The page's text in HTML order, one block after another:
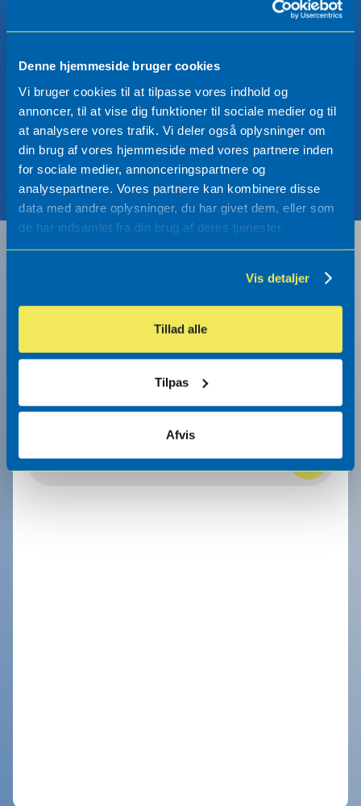
Denne hjemmeside bruger cookies
Vi bruger cookies til at tilpasse vores indhold og
annoncer, til at vise dig funktioner til sociale medier og til
at analysere vores trafik. Vi deler også oplysninger om
din brug af vores hjemmeside med vores partnere inden
for sociale medier, annonceringspartnere og
analysepartnere. Vores partnere kan kombinere disse
data med andre oplysninger, du har givet dem, eller som
de har indsamlet fra din brug af deres tjenester.
Vis detaljer
Tillad alle
Tilpas
Afvis
Tilmeld dig vores nyhedsbrev og få de